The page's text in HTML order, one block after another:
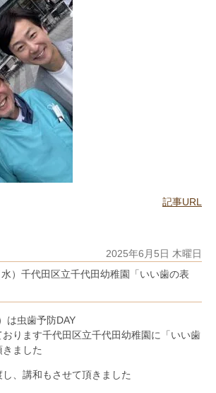
記事URL
2025年6月5日 木曜日
）千代田区立千代田幼稚園「いい歯の表
は虫歯予防DAY
おります千代田区立千代田幼稚園に「いい歯
ました
、講和もさせて頂きました